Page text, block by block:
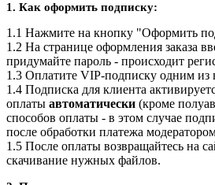
1. Как оформить подписку:
1.1 Нажмите на кнопку "Оформить
1.2 На странице оформления заказа
придумайте пароль - происходит
1.3 Оплатите VIP-подписку одним из
1.4 Подписка для клиента
оплаты автоматически (кроме
способов оплаты - в этом случае
после обработки платежа
1.5 После оплаты возвращайтесь на
скачивание нужных файлов.